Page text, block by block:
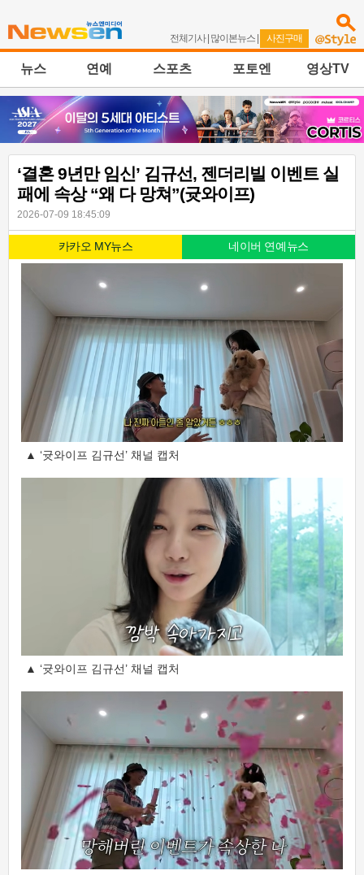
전체기사| 많이본뉴스 | 사진구매
뉴스 연예 스포츠 포토엔 영상TV
‘결혼 9년만 임신’ 김규선, 젠더리빌 이벤트 실
패에 속상 “왜 다 망쳐”(귯와이프)
2026-07-09 18:45:09
카카오 MY뉴스 네이버 연예뉴스
▲ ‘귯와이프 김규선’ 채널 캡처
▲ ‘귯와이프 김규선’ 채널 캡처